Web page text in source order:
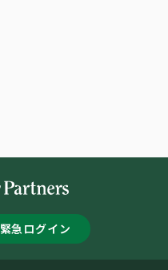
緊急ログイン